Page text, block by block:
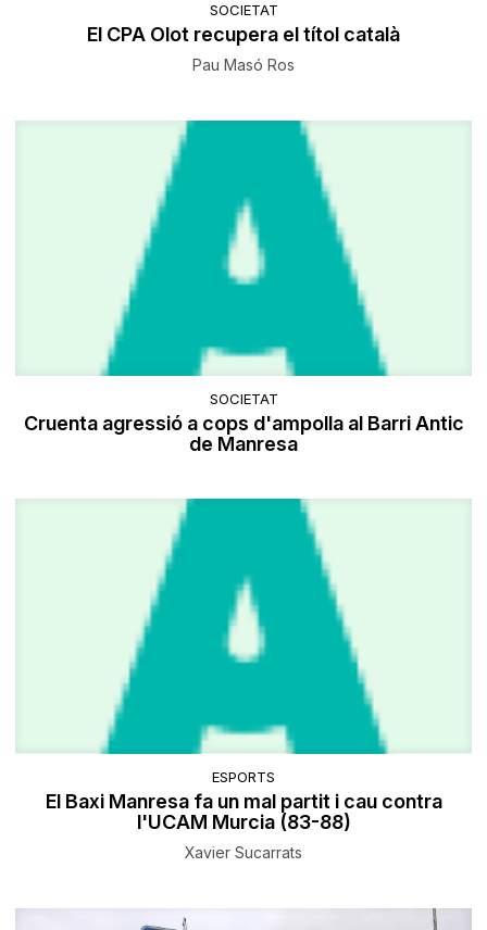
SOCIETAT
El CPA Olot recupera el títol català
Pau Masó Ros
SOCIETAT
Cruenta agressió a cops d'ampolla al Barri Antic
de Manresa
ESPORTS
El Baxi Manresa fa un mal partit i cau contra
l'UCAM Murcia (83-88)
Xavier Sucarrats